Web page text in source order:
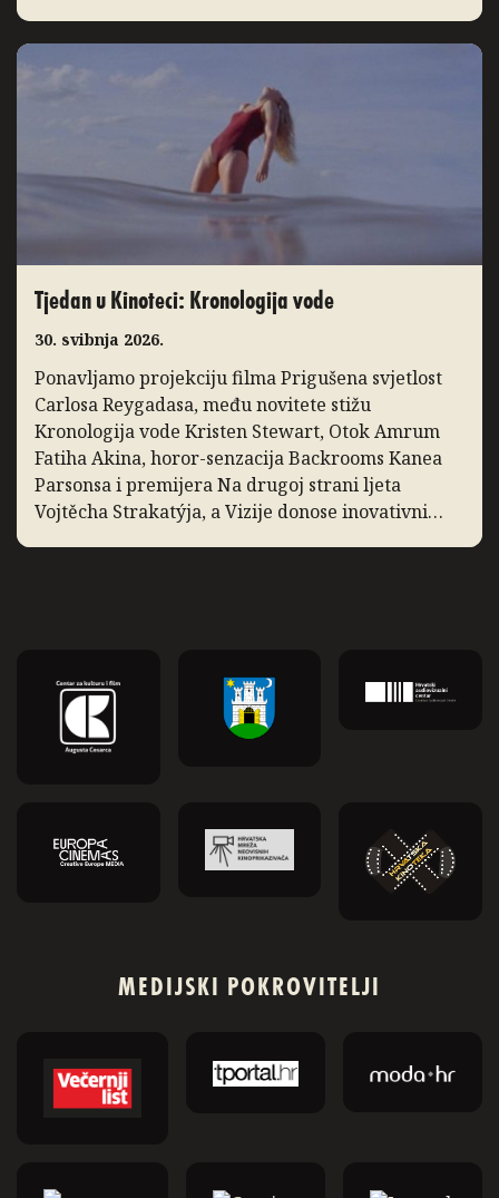
Animafest Zagreb, manifestacija međunarodnog
ugleda koja svake godine u Zagreb donosi
Tjedan u Kinoteci: Kronologija vode
30. svibnja 2026.
Ponavljamo projekciju filma Prigušena svjetlost
Carlosa Reygadasa, među novitete stižu
Kronologija vode Kristen Stewart, Otok Amrum
Fatiha Akina, horor-senzacija Backrooms Kanea
Parsonsa i premijera Na drugoj strani ljeta
Vojtěcha Strakatýja, a Vizije donose inovativni
MEDIJSKI POKROVITELJI